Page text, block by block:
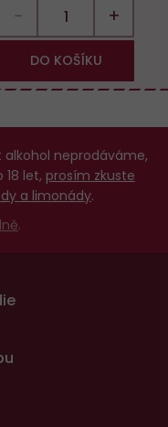
− +
DO KOŠÍKU
neprodáváme,
let, prosím zkuste
a limonády.
.